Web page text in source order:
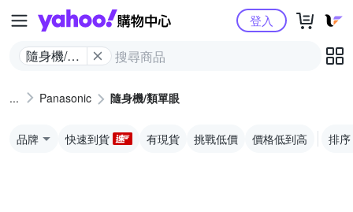
Yahoo購物中心
隨身機/類
登入
Panasonic 隨身機/類單眼
品牌 快速到貨 有現貨 挑戰低價 價格低到高 排序